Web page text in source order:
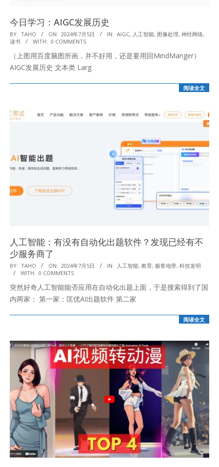
今日学习：AIGC发展历史
2024-
07-
05
BY: TAHO ON: 2024年7月5日 IN: AIGC, 人工智能, 图像处理, 神经网络,
读书
WITH: 0 COMMENTS
（上图用百度脑图所画，并不好用，还是要用回MindManger）
AIGC发展历史 文本类 Larg
阅读全文
人工智能：有没有自动化出题软件？发现已经有不
少服务商了
2024-
07-
05
BY: TAHO ON: 2024年7月5日 IN: 人工智能, 教育, 极客地带, 科技发明
WITH: 0 COMMENTS
突然好奇人工智能能否应用在自动化出题上面，于是搜索得到了国
内两家： 第一家：匡优AI出题软件 第二家
阅读全文